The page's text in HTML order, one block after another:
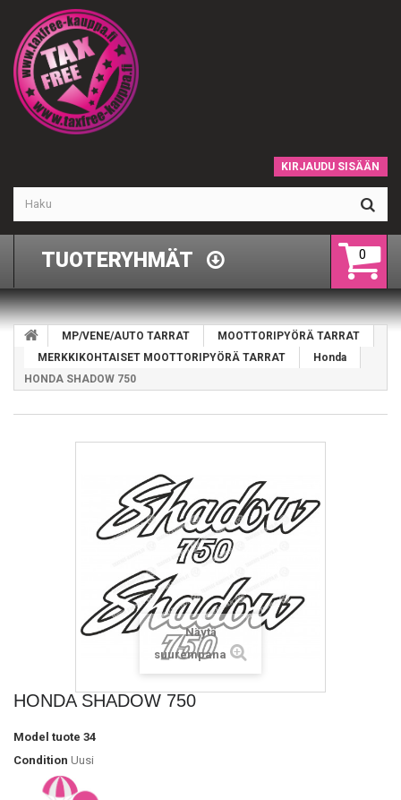
KIRJAUDU SISÄÄN
0
TUOTERYHMÄT
MP/VENE/AUTO TARRAT
MOOTTORIPYÖRÄ TARRAT
MERKKIKOHTAISET MOOTTORIPYÖRÄ TARRAT
Honda
HONDA SHADOW 750
Näytä
suurempana
HONDA SHADOW 750
Model tuote 34
Condition Uusi